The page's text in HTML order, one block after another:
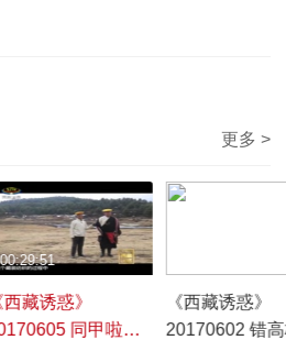
更多 >
西藏诱惑》
同甲啦千
00:29:51
《西藏诱惑》
20170602 错